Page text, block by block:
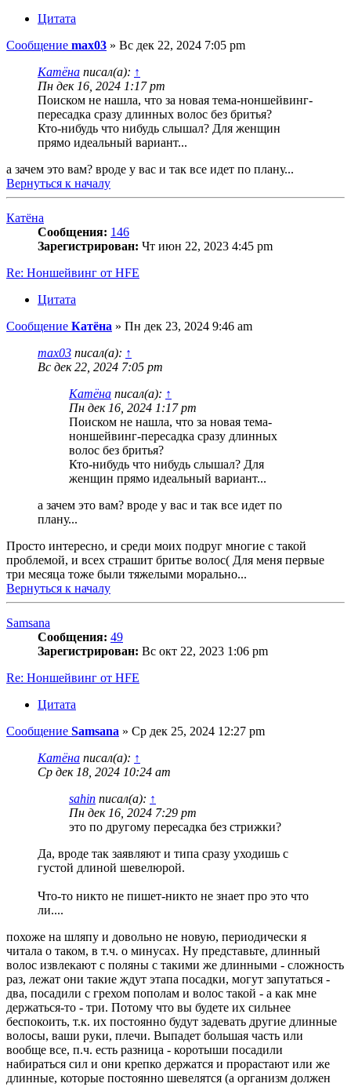
Цитата
Сообщение max03 » Вс дек 22, 2024 7:05 pm
Катёна писал(а): ↑
Пн дек 16, 2024 1:17 pm
Поиском не нашла, что за новая тема-ноншейвинг-
пересадка сразу длинных волос без бритья?
Кто-нибудь что нибудь слышал? Для женщин
прямо идеальный вариант...
а зачем это вам? вроде у вас и так все идет по плану...
Вернуться к началу
Катёна
Сообщения: 146
Зарегистрирован: Чт июн 22, 2023 4:45 pm
Re: Ноншейвинг от HFE
Цитата
Сообщение Катёна » Пн дек 23, 2024 9:46 am
max03 писал(а): ↑
Вс дек 22, 2024 7:05 pm
Катёна писал(а): ↑
Пн дек 16, 2024 1:17 pm
Поиском не нашла, что за новая тема-
ноншейвинг-пересадка сразу длинных
волос без бритья?
Кто-нибудь что нибудь слышал? Для
женщин прямо идеальный вариант...
а зачем это вам? вроде у вас и так все идет по
плану...
Просто интересно, и среди моих подруг многие с такой
проблемой, и всех страшит бритье волос( Для меня первые
три месяца тоже были тяжелыми морально...
Вернуться к началу
Samsana
Сообщения: 49
Зарегистрирован: Вс окт 22, 2023 1:06 pm
Re: Ноншейвинг от HFE
Цитата
Сообщение Samsana » Ср дек 25, 2024 12:27 pm
Катёна писал(а): ↑
Ср дек 18, 2024 10:24 am
sahin писал(а): ↑
Пн дек 16, 2024 7:29 pm
это по другому пересадка без стрижки?
Да, вроде так заявляют и типа сразу уходишь с
густой длиной шевелюрой.
Что-то никто не пишет-никто не знает про это что
ли....
похоже на шляпу и довольно не новую, периодически я
читала о таком, в т.ч. о минусах. Ну представьте, длинный
волос извлекают с поляны с такими же длинными - сложность
раз, лежат они такие ждут этапа посадки, могут запутаться -
два, посадили с грехом пополам и волос такой - а как мне
держаться-то - три. Потому что вы будете их сильнее
беспокоить, т.к. их постоянно будут задевать другие длинные
волосы, ваши руки, плечи. Выпадет большая часть или
вообще все, п.ч. есть разница - коротыши посадили
набираться сил и они крепко держатся и прорастают или же
длинные, которые постоянно шевелятся (а организм должен